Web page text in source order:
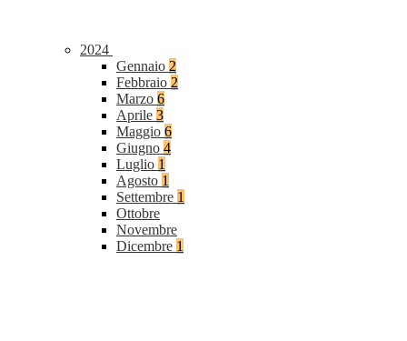
2024
Gennaio 2
Febbraio 2
Marzo 6
Aprile 3
Maggio 6
Giugno 4
Luglio 1
Agosto 1
Settembre 1
Ottobre
Novembre
Dicembre 1